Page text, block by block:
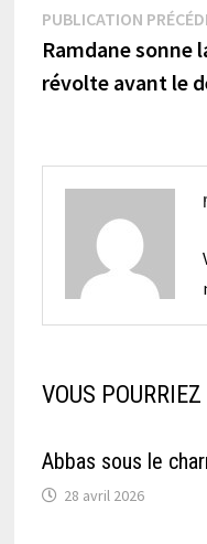
Navigation
de
PUBLICATION
Ramdane sonne
révolte avant le
VOUS
Abbas sous le
28 avril 2026